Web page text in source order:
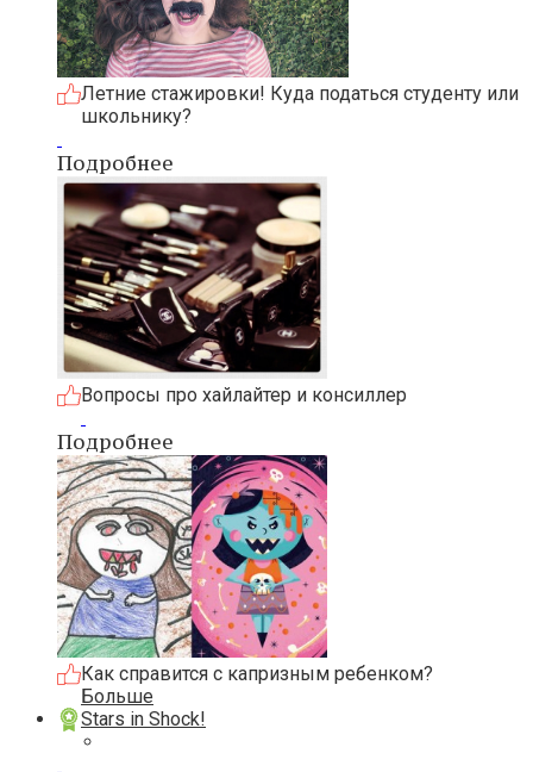
Летние стажировки! Куда податься студенту или
школьнику?
Подробнее
Вопросы про хайлайтер и консиллер
Подробнее
Как справится с капризным ребенком?
Больше
Stars in Shock!